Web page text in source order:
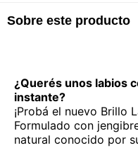
Sobre este producto
¿Querés unos labios
instante?
¡Probá el nuevo Brillo
Formulado con
natural conocido por